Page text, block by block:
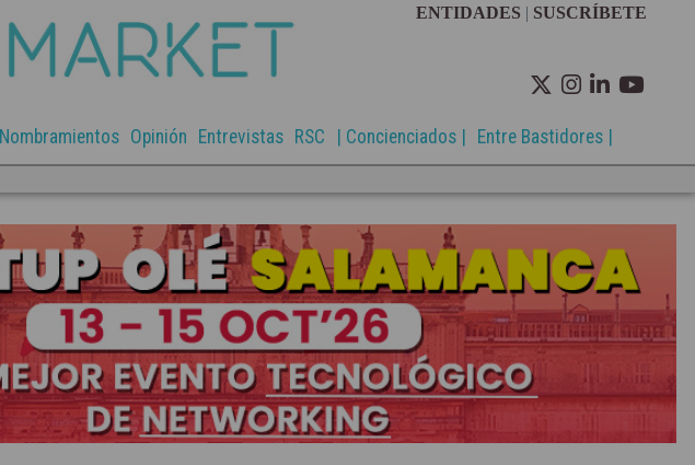
ENTIDADES | SUSCRÍBETE
Nombramientos Opinión Entrevistas RSC | Concienciados | Entre Bastidores |